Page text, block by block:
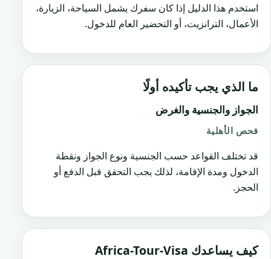
استخدم هذا الدليل إذا كان سفرك يشمل السياحة، الزيارة،
الأعمال، الترانزيت، أو التحضير العام للدخول.
ما الذي يجب تأكيده أولًا
الجواز والجنسية والغرض
فحص الأهلية
قد تختلف القواعد حسب الجنسية ونوع الجواز ونقطة
الدخول ومدة الإقامة، لذلك يجب التحقق قبل الدفع أو
الحجز.
كيف يساعدك Africa-Tour-Visa